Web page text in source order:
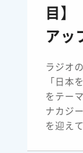
目】
ア
ラジオ
「日本
をテー
ナカジ
を迎え